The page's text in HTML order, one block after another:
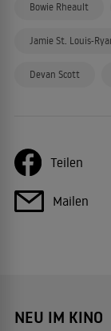
Bowie Rheault
Jamie St. Louis-
Devan Scott
Teilen
Mailen
NEU IM KINO